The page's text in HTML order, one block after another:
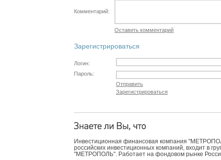
Комментарий:
Оставить комментарий
Зарегистрироваться
Логин:
Пароль:
Отправить
Зарегистрироваться
Инвестиционная финансовая компания
российских инвестиционных компаний, входит в
"МЕТРОПОЛЬ". Работает на фондовом рынке